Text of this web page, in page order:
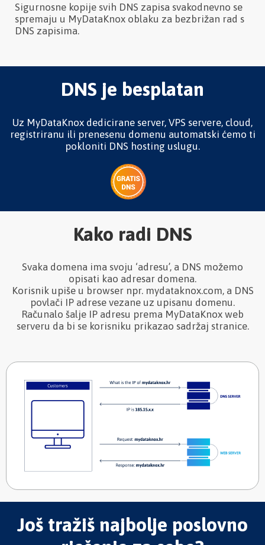
Sigurnosne kopije svih DNS zapisa svakodnevno se
spremaju u MyDataKnox oblaku za bezbrižan rad s
DNS zapisima.
DNS je besplatan
Uz MyDataKnox dedicirane server, VPS servere, cloud,
registriranu ili prenesenu domenu automatski ćemo ti
pokloniti DNS hosting uslugu.
Kako radi DNS
Svaka domena ima svoju ‘adresu’, a DNS možemo
opisati kao adresar domena.
Korisnik upiše u browser npr. mydataknox.com, a DNS
povlači IP adrese vezane uz upisanu domenu.
Računalo šalje IP adresu prema MyDataKnox web
serveru da bi se korisniku prikazao sadržaj stranice.
Još tražiš najbolje poslovno